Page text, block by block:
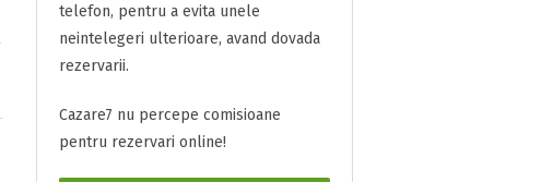
telefon, pentru a evita unele
neintelegeri ulterioare, avand dovada
rezervarii.
Cazare7 nu percepe comisioane
pentru rezervari online!